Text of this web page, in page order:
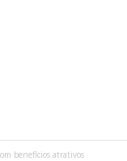
benefícios atrativos